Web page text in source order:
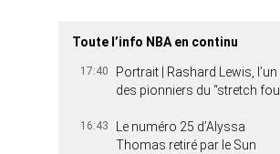
Toute l’info NBA en continu
17:40
Portrait | Rashard Lewis, l’un
des pionniers du “stretch
16:43
Le numéro 25 d’Alyssa
Thomas retiré par le Sun